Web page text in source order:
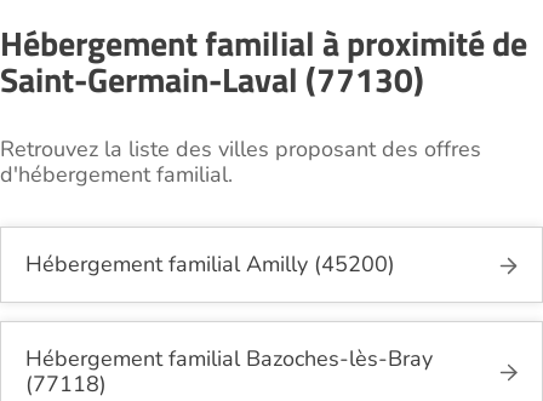
Hébergement familial à proximité de
Saint-Germain-Laval (77130)
Retrouvez la liste des villes proposant des offres
d'hébergement familial.
Hébergement familial Amilly (45200)
Hébergement familial Bazoches-lès-Bray
(77118)